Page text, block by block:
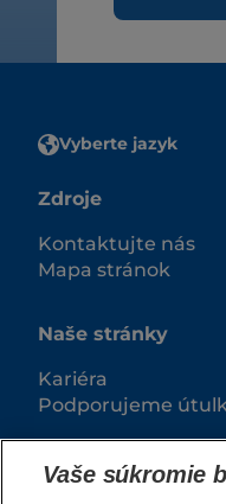
Vyberte jazyk
Zdroje
Kontaktujte nás
Mapa stránok
Naše stránky
Kariéra
Podporujeme
Vaše súkromie